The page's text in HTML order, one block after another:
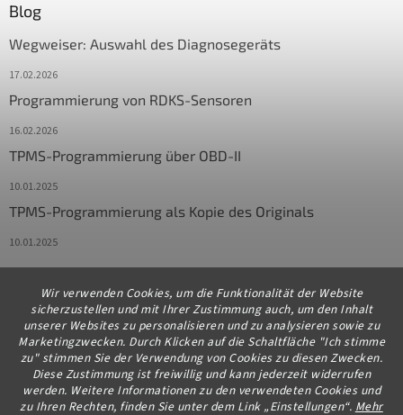
Wir verwenden Cookies, um die Funktionalität der Website
sicherzustellen und mit Ihrer Zustimmung auch, um den Inhalt
unserer Websites zu personalisieren und zu analysieren sowie zu
Marketingzwecken. Durch Klicken auf die Schaltfläche "Ich stimme
zu" stimmen Sie der Verwendung von Cookies zu diesen Zwecken.
Diese Zustimmung ist freiwillig und kann jederzeit widerrufen
werden. Weitere Informationen zu den verwendeten Cookies und
zu Ihren Rechten, finden Sie unter dem Link „Einstellungen“. Mehr
Blog
Wegweiser: Auswahl des Diagnosegeräts
17.02.2026
Programmierung von RDKS-Sensoren
16.02.2026
TPMS-Programmierung über OBD-II
10.01.2025
TPMS-Programmierung als Kopie des Originals
10.01.2025
Kontakt
info@diagstore.de
+491706654834